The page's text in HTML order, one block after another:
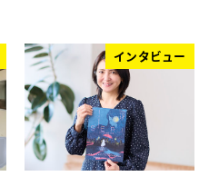
インタビュー